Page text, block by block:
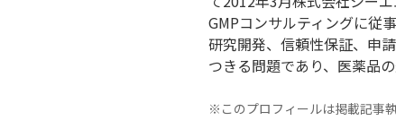
GMPコンサルティングに従事
研究開発、信頼性保証、申
つきる問題であり、医薬品
※このプロフィールは掲載記事